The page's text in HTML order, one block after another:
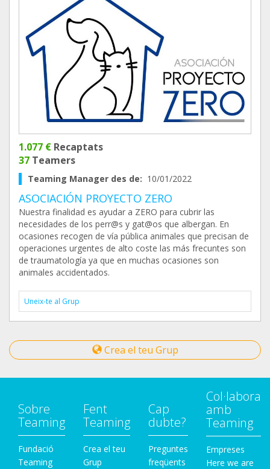
1.077 € Recaptats
37 Teamers
Teaming Manager des de: 10/01/2022
ASOCIACIÓN PROYECTO ZERO
Nuestra finalidad es ayudar a ZERO para cubrir las
necesidades de los perr@s y gat@os que albergan. En
ocasiones recogen de vía pública animales que precisan de
operaciones urgentes de alto coste las más frecuntes son
de traumatología ya que en muchas ocasiones son
animales accidentados.
Uneix-te al Grup
Crea el teu Grup
Sobre
Teaming
Fundació
Teaming
Fent
Teaming
Crea el teu
Grup
Cap
dubte?
Preguntes
freqüents
Col·labora
amb
Teaming
Empreses
Here we are